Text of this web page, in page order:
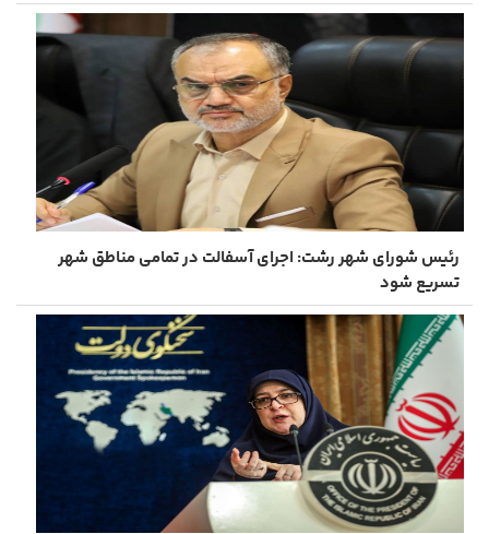
رئیس شورای شهر رشت: اجرای آسفالت در تمامی مناطق شهر
تسریع شود